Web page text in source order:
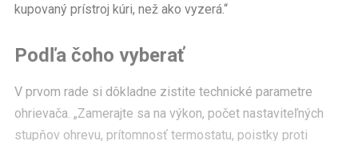
kupovaný prístroj kúri, než ako vyzerá.“
Podľa čoho vyberať
V prvom rade si dôkladne zistite technické parametre
ohrievača. „Zamerajte sa na výkon, počet nastaviteľných
stupňov ohrevu, prítomnosť termostatu, poistky proti